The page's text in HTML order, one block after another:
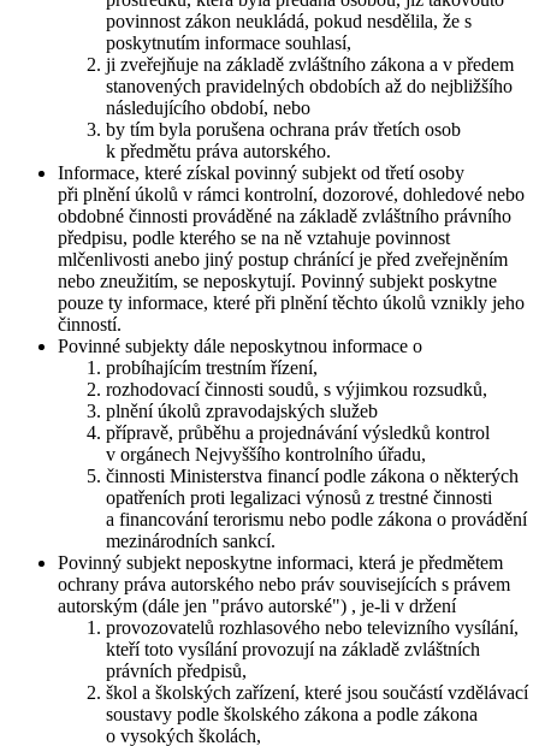
povinnost zákon neukládá, pokud nesdělila, že s
poskytnutím informace souhlasí,
ji zveřejňuje na základě zvláštního zákona a v předem
stanovených pravidelných obdobích až do nejbližšího
následujícího období, nebo
by tím byla porušena ochrana práv třetích osob
k předmětu práva autorského.
Informace, které získal povinný subjekt od třetí osoby
při plnění úkolů v rámci kontrolní, dozorové, dohledové nebo
obdobné činnosti prováděné na základě zvláštního právního
předpisu, podle kterého se na ně vztahuje povinnost
mlčenlivosti anebo jiný postup chránící je před zveřejněním
nebo zneužitím, se neposkytují. Povinný subjekt poskytne
pouze ty informace, které při plnění těchto úkolů vznikly jeho
činností.
Povinné subjekty dále neposkytnou informace o
probíhajícím trestním řízení,
rozhodovací činnosti soudů, s výjimkou rozsudků,
plnění úkolů zpravodajských služeb
přípravě, průběhu a projednávání výsledků kontrol
v orgánech Nejvyššího kontrolního úřadu,
činnosti Ministerstva financí podle zákona o některých
opatřeních proti legalizaci výnosů z trestné činnosti
a financování terorismu nebo podle zákona o provádění
mezinárodních sankcí.
Povinný subjekt neposkytne informaci, která je předmětem
ochrany práva autorského nebo práv souvisejících s právem
autorským (dále jen "právo autorské") , je-li v držení
provozovatelů rozhlasového nebo televizního vysílání,
kteří toto vysílání provozují na základě zvláštních
právních předpisů,
škol a školských zařízení, které jsou součástí vzdělávací
soustavy podle školského zákona a podle zákona
o vysokých školách,